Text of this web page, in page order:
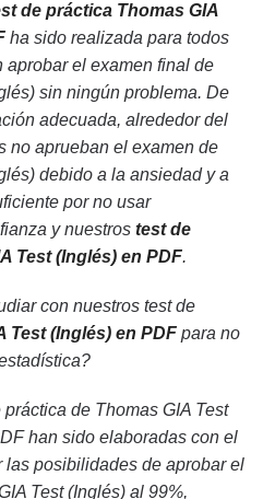
de práctica Thomas GIA
ha sido realizada para todos
aprobar el examen final de
sin ningún problema. De
adecuada, alrededor del
no aprueban el examen de
debido a la ansiedad y a
por no usar
y nuestros test de
Test (Inglés) en PDF.
con nuestros test de
Test (Inglés) en PDF para no
de Thomas GIA Test
han sido elaboradas con el
las posibilidades de aprobar el
Test (Inglés) al 99%,